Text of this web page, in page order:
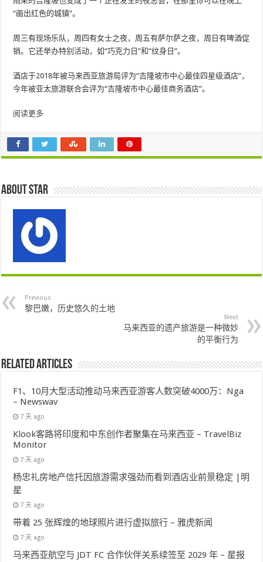
“画出红色的城镇”。
周三有现场乐队，周四有女士之夜，周五有萨尔萨之夜，周日有啤酒促
销。它还举办特别活动，如“巧克力日”和“纹身日”。
酒店于2018年被马来西亚旅游局评为“吉隆坡市中心最佳四星级酒店”，
今年被亚太旅游联合会评为“吉隆坡市中心最佳商务酒店”。
阅读更多
About star
Previous
黎巴嫩，历史悠久的土地
Next
马来西亚的遗产旅游是一种微妙
的平衡行为
Related Articles
F1、10月大型活动推动马来西亚游客人数突破4000万：Nga
– Newswav
7 天 ago
Klook客路将印度和中东创作者聚集在马来西亚 – TravelBiz
Monitor
7 天 ago
杨忠礼房地产信托因旅游需求强劲而看到酒店业前景稳定 |明
星
7 天 ago
带着 25 张辉煌的地球照片进行虚拟旅行 – 雅虎新闻
7 天 ago
马来西亚航空与 JDT FC 合作伙伴关系续签至 2029 年 – 星报